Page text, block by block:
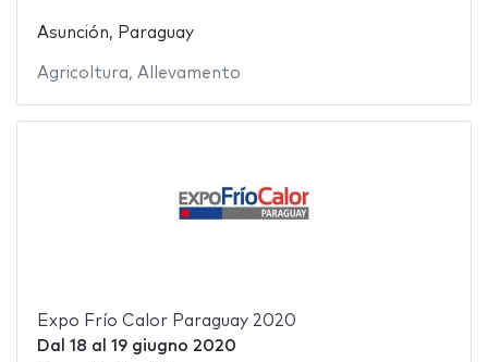
Asunción, Paraguay
Agricoltura, Allevamento
Expo Frío Calor Paraguay 2020
Dal 18 al 19 giugno 2020